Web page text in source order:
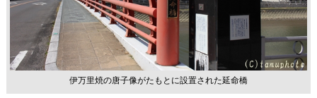
伊万里焼の唐子像がたもとに設置された延命橋